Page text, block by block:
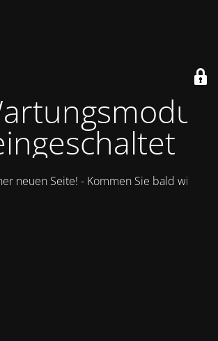
neuen Seite! - Kommen Sie bald wieder.